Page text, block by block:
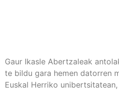
Gaur Ikas­le Aber­tza­leak
te bil­du gara hemen dato­rren
Eus­kal Herri­ko